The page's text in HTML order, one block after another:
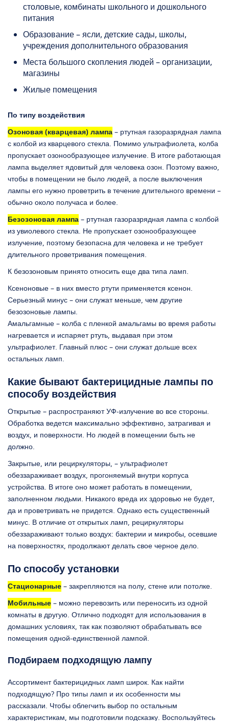
столовые, комбинаты школьного и дошкольного
питания
Образование – ясли, детские сады, школы,
учреждения дополнительного образования
Места большого скопления людей – организации,
магазины
Жилые помещения
По типу воздействия
Озоновая (кварцевая) лампа– ртутная газоразрядная лампа
с колбой из кварцевого стекла. Помимо ультрафиолета, колба
пропускает озонообразующее излучение. В итоге работающая
лампа выделяет ядовитый для человека озон. Поэтому важно,
чтобы в помещении не было людей, а после выключения
лампы его нужно проветрить в течение длительного времени –
обычно около получаса и более.
Безозоновая лампа– ртутная газоразрядная лампа с колбой
из увиолевого стекла. Не пропускает озонообразующее
излучение, поэтому безопасна для человека и не требует
длительного проветривания помещения.
К безозоновым принято относить еще два типа ламп.
Ксеноновые – в них вместо ртути применяется ксенон.
Серьезный минус – они служат меньше, чем другие
безозоновые лампы.
Амальгамные – колба с пленкой амальгамы во время работы
нагревается и испаряет ртуть, выдавая при этом
ультрафиолет. Главный плюс – они служат дольше всех
остальных ламп.
Какие бывают бактерицидные лампы по
способу воздействия
Открытые – распространяют УФ-излучение во все стороны.
Обработка ведется максимально эффективно, затрагивая и
воздух, и поверхности. Но людей в помещении быть не
должно.
Закрытые, или рециркуляторы, – ультрафиолет
обеззараживает воздух, прогоняемый внутри корпуса
устройства. В итоге оно может работать в помещении,
заполненном людьми. Никакого вреда их здоровью не будет,
да и проветривать не придется. Однако есть существенный
минус. В отличие от открытых ламп, рециркуляторы
обеззараживают только воздух: бактерии и микробы, осевшие
на поверхностях, продолжают делать свое черное дело.
По способу установки
Стационарные– закрепляются на полу, стене или потолке.
Мобильные– можно перевозить или переносить из одной
комнаты в другую. Отлично подходят для использования в
домашних условиях, так как позволяют обрабатывать все
помещения одной-единственной лампой.
Подбираем подходящую лампу
Ассортимент бактерицидных ламп широк. Как найти
подходящую? Про типы ламп и их особенности мы
рассказали. Чтобы облегчить выбор по остальным
характеристикам, мы подготовили подсказку. Воспользуйтесь